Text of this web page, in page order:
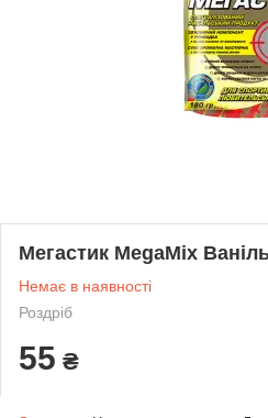
Мегастик MegaMix
Немає в наявності
Роздріб
55 ₴